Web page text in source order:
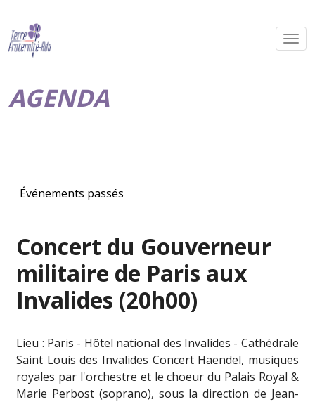
AGENDA
Événements passés
Concert du Gouverneur
militaire de Paris aux
Invalides (20h00)
Lieu : Paris - Hôtel national des Invalides - Cathédrale
Saint Louis des Invalides Concert Haendel, musiques
royales par l'orchestre et le choeur du Palais Royal &
Marie Perbost (soprano), sous la direction de Jean-